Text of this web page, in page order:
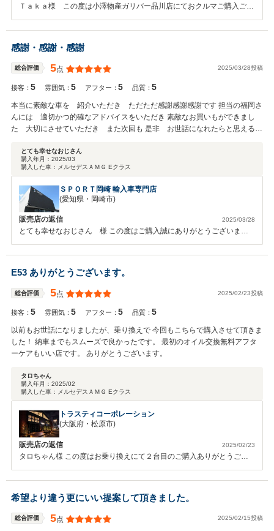
Ｔａｋａ様 この度は小澤物産ガリバー品川店にておクルマご購入ご売
き重ねて御礼申し上げます。SUVからスポーツセダンへのお乗り換えで
だき新たなカーライフを築いてください☆大事な娘様にかっこいいとこ
見せてあげないとですね（笑） これからもメンテナンス含めＴａｋ
ａ様のカーライフのお手伝いさせていただけましたら幸いです。宜しく
お願い致します。小澤物産ガリバー品川店 元島秀樹
感謝・感謝・感謝
総合評価 5点 2025/03/28投稿
接客：5 雰囲気：5 アフター：5 品質：5
本当に素敵な車を 紹介いただき ただただ感謝感謝感謝です 担当の福岡さ
んには 適切かつ的確なアドバイスをいただき 素敵なお買いもができまし
た 大切にさせていただき また次回も 是非 お世話になれたらと思える対
とても幸せなおじさん
購入年月： 2025/03
購入した車：
メルセデスＡＭＧ Eクラス
ＳＰＯＲＴ岡崎 輸入車専門店
(愛知県・岡崎市)
販売店の返信 2025/03/28
とても幸せなおじさん 様 この度はご購入誠にありがとうございまし
た。 ご不便をおかけした点も多々あると思いますが、お褒めのお言葉
誠にありがとうございます。 今後もメンテナンス等で引き続きよろし
くお願いいたします。 お車とともに素敵な思い出を作ってください
ね！ このたびは誠にありがとうございました。
E53 ありがとうございます。
総合評価 5点 2025/02/23投稿
接客：5 雰囲気：5 アフター：5 品質：5
以前もお世話になりましたが、乗り換えで 今回もこちらで購入させて頂きま
した！ 納車までもスムーズで良かったです。 最初のオイル交換無料アフタ
ーケアもいい店です。 ありがとうございます。
タロちゃん
購入年月： 2025/02
購入した車：
メルセデスＡＭＧ Eクラス
トラスティコーポレーション
(大阪府・松原市)
販売店の返信 2025/02/23
タロちゃん様 この度はお乗り換えにて２台目のご購入ありがとうござ
な点などございましたらお気軽にご連絡下さいませ。 今後とも宜しく
お願い致します。 小路
希望より違う更にいい提案して頂きました。
総合評価 5点 2025/02/15投稿